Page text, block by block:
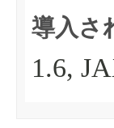
導入さ
1.6,